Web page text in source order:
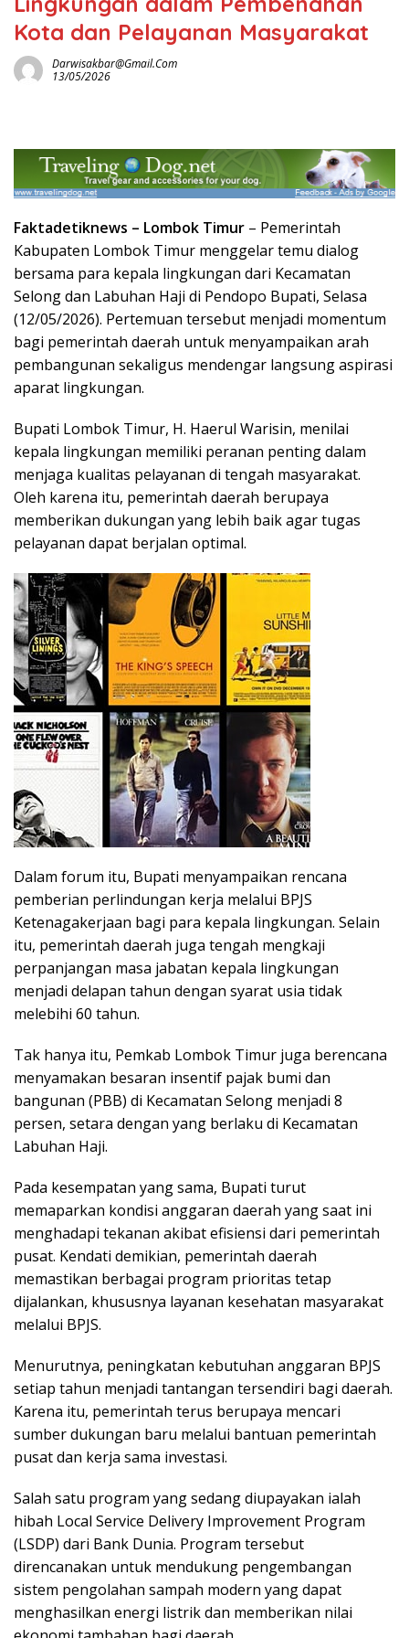
Kota dan Pelayanan Masyarakat
Darwisakbar@gmail.com
13/05/2026
Faktadetiknews – Lombok Timur – Pemerintah
Kabupaten Lombok Timur menggelar temu dialog
bersama para kepala lingkungan dari Kecamatan
Selong dan Labuhan Haji di Pendopo Bupati, Selasa
(12/05/2026). Pertemuan tersebut menjadi momentum
bagi pemerintah daerah untuk menyampaikan arah
pembangunan sekaligus mendengar langsung aspirasi
aparat lingkungan.
Bupati Lombok Timur, H. Haerul Warisin, menilai
kepala lingkungan memiliki peranan penting dalam
menjaga kualitas pelayanan di tengah masyarakat.
Oleh karena itu, pemerintah daerah berupaya
memberikan dukungan yang lebih baik agar tugas
pelayanan dapat berjalan optimal.
Dalam forum itu, Bupati menyampaikan rencana
pemberian perlindungan kerja melalui BPJS
Ketenagakerjaan bagi para kepala lingkungan. Selain
itu, pemerintah daerah juga tengah mengkaji
perpanjangan masa jabatan kepala lingkungan
menjadi delapan tahun dengan syarat usia tidak
melebihi 60 tahun.
Tak hanya itu, Pemkab Lombok Timur juga berencana
menyamakan besaran insentif pajak bumi dan
bangunan (PBB) di Kecamatan Selong menjadi 8
persen, setara dengan yang berlaku di Kecamatan
Labuhan Haji.
Pada kesempatan yang sama, Bupati turut
memaparkan kondisi anggaran daerah yang saat ini
menghadapi tekanan akibat efisiensi dari pemerintah
pusat. Kendati demikian, pemerintah daerah
memastikan berbagai program prioritas tetap
dijalankan, khususnya layanan kesehatan masyarakat
melalui BPJS.
Menurutnya, peningkatan kebutuhan anggaran BPJS
setiap tahun menjadi tantangan tersendiri bagi daerah.
Karena itu, pemerintah terus berupaya mencari
sumber dukungan baru melalui bantuan pemerintah
pusat dan kerja sama investasi.
Salah satu program yang sedang diupayakan ialah
hibah Local Service Delivery Improvement Program
(LSDP) dari Bank Dunia. Program tersebut
direncanakan untuk mendukung pengembangan
sistem pengolahan sampah modern yang dapat
menghasilkan energi listrik dan memberikan nilai